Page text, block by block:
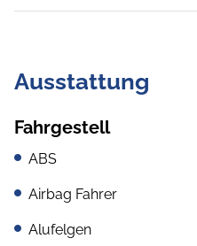
Ausstattung
Fahrgestell
ABS
Airbag Fahrer
Alufelgen